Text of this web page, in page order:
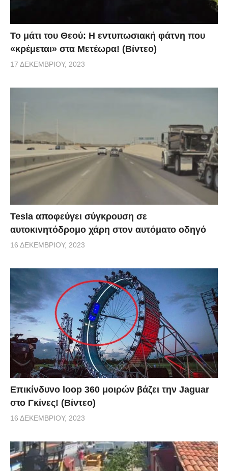
Το μάτι του Θεού: Η εντυπωσιακή φάτνη που
«κρέμεται» στα Μετέωρα! (Βίντεο)
17 ΔΕΚΕΜΒΡΊΟΥ, 2023
Tesla αποφεύγει σύγκρουση σε
αυτοκινητόδρομο χάρη στον αυτόματο οδηγό
16 ΔΕΚΕΜΒΡΊΟΥ, 2023
Επικίνδυνο loop 360 μοιρών βάζει την Jaguar
στο Γκίνες! (Βίντεο)
16 ΔΕΚΕΜΒΡΊΟΥ, 2023